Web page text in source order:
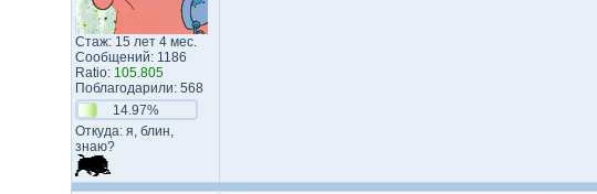
Стаж: 15 лет 4 мес.
Сообщений: 1186
Ratio: 105.805
Поблагодарили: 568
14.97%
Откуда: я, блин,
знаю?